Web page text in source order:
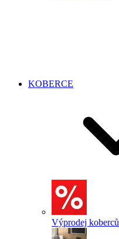
KOBERCE
Výprodej koberců